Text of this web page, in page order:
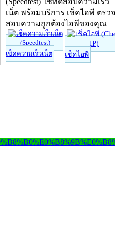
(Speedtest) ใช้ทดสอบความเร็ว
เน็ต พร้อมบริการ เช็คไอพี ตรวจ
สอบความถูกต้องไอพีของคุณ
เช็คความเร็วเน็ต เช็คไอพี